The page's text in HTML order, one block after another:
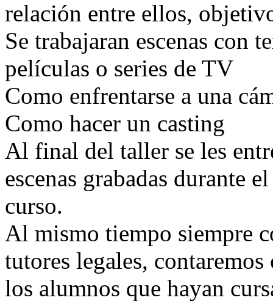
relación entre ellos,
Se trabajaran escenas con
películas o series de TV
Como enfrentarse a una
Como hacer un casting
Al final del taller se les
escenas grabadas durante el
curso.
Al mismo tiempo siempre
tutores legales, contaremos
los alumnos que hayan